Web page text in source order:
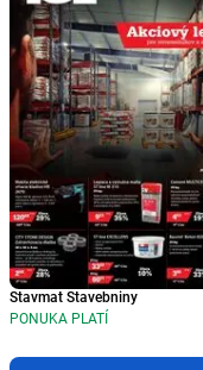
Stavmat Stavebniny
PONUKA PLATÍ